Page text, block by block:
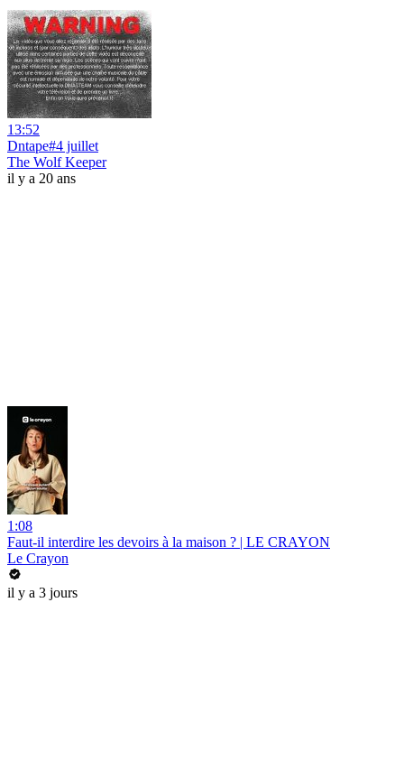
13:52
Dntape#4 juillet
The Wolf Keeper
il y a 20 ans
1:08
Faut-il interdire les devoirs à la maison ? | LE CRAYON
Le Crayon
il y a 3 jours